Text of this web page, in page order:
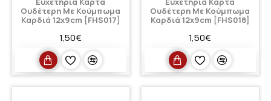
Ουδέτερη Με Κούμπωμα
Καρδιά 12x9cm [FHS017]
1,50€
Ουδέτερη Με Κούμπωμα
Καρδιά 12x9cm [FHS018]
1,50€